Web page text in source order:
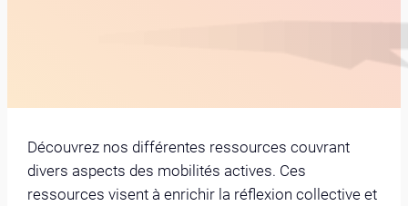
Découvrez nos différentes ressources couvrant
divers aspects des mobilités actives. Ces
ressources visent à enrichir la réflexion collective et